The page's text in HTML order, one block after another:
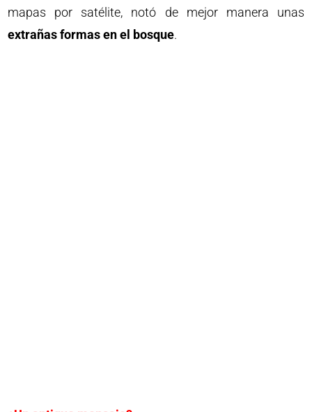
mapas por satélite, notó de mejor manera unas
extrañas formas en el bosque.